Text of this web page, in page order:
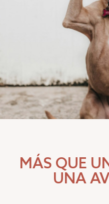
MÁS QUE
UNA